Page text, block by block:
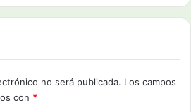
no será publicada. Los campos
con *